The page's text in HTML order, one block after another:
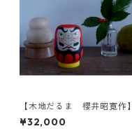
【木地だるま 櫻井昭寛作】
昭二型 黄色土台 A
¥32,000